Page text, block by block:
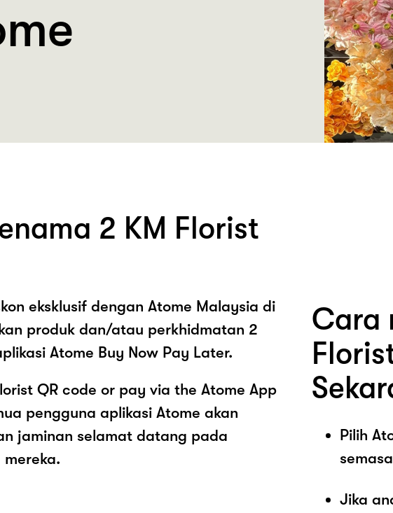
2 KM Florist
eksklusif dengan Atome Malaysia di
produk dan/atau perkhidmatan 2
Atome Buy Now Pay Later.
QR code or pay via the Atome App
pengguna aplikasi Atome akan
jaminan selamat datang pada
Cara
Pilih
Jika